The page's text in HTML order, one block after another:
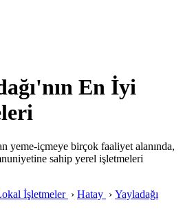
En İyi
yeme-içmeye birçok faaliyet alanında,
sahip yerel işletmeleri
İşletmeler › Hatay › Yayladağı